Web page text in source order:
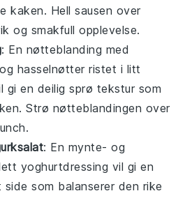
kaken. Hell sausen over
og smakfull opplevelse.
: En nøtteblanding med
hasselnøtter ristet i litt
gi en deilig sprø tekstur som
Strø nøtteblandingen over
: En mynte- og
yoghurtdressing vil gi en
som balanserer den rike